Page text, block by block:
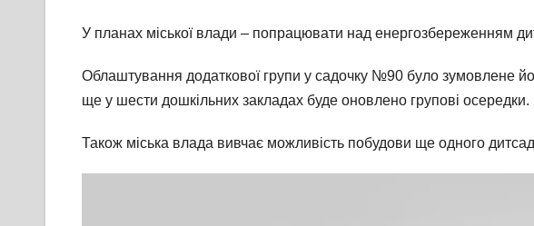
У планах міської влади – попрацювати над енергозбереженням
Облаштування додаткової групи у садочку №90 було зумовлене
ще у шести дошкільних закладах буде оновлено групові осередки.
Також міська влада вивчає можливість побудови ще одного